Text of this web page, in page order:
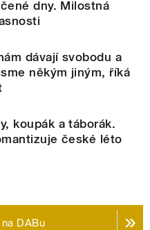
dny. Milostná
dávají svobodu a
někým jiným, říká
koupák a táborák.
české léto
DABu